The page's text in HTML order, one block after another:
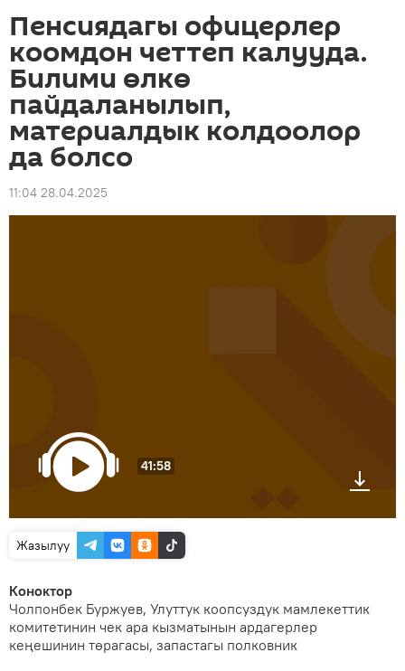
Пенсиядагы офицерлер
коомдон четтеп калууда.
Билими өлкө
пайдаланылып,
материалдык колдоолор
да болсо
11:04 28.04.2025
41:58
Жазылуу
Коноктор
Чолпонбек Буржуев, Улуттук коопсуздук мамлекеттик
комитетинин чек ара кызматынын ардагерлер
кеңешинин төрагасы, запастагы полковник